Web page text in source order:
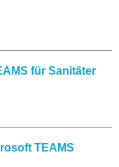
für Sanitäter
TEAMS